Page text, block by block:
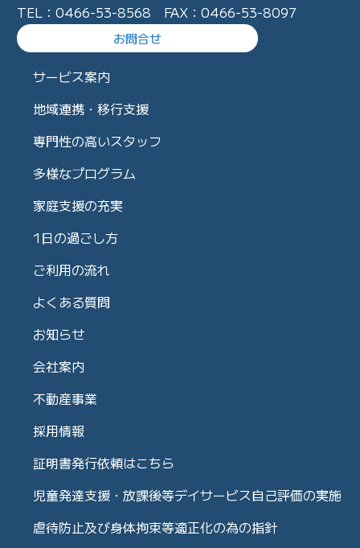
TEL：0466-53-8568 FAX：0466-53-8097
お問合せ
サービス案内
地域連携・移行支援
専門性の高いスタッフ
多様なプログラム
家庭支援の充実
1日の過ごし方
ご利用の流れ
よくある質問
お知らせ
会社案内
不動産事業
採用情報
証明書発行依頼はこちら
児童発達支援・放課後等デイサービス自己評価の実施
虐待防止及び身体拘束等適正化の為の指針